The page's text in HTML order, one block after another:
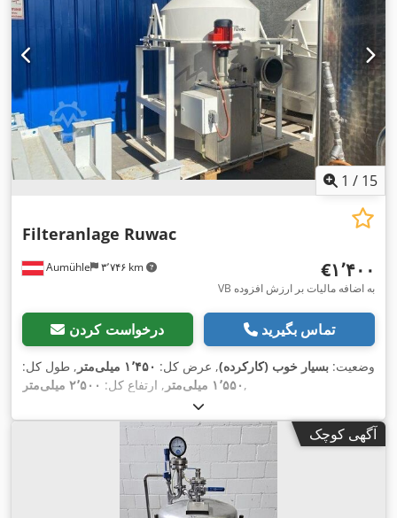
1 / 15
Aumühle ۳٬۷۴۶ km
Filteranlage Ruwac
‎€۱٬۴۰۰
VB به اضافه مالیات بر ارزش افزوده
درخواست کردن تماس بگیرید
وضعیت: بسیار خوب (کارکرده), عرض کل: ۱٬۴۵۰ میلی‌متر
, طول کل:
۱٬۵۵۰ میلی‌متر
, ارتفاع کل: ۲٬۵۰۰ میلی‌متر ,
آگهی کوچک